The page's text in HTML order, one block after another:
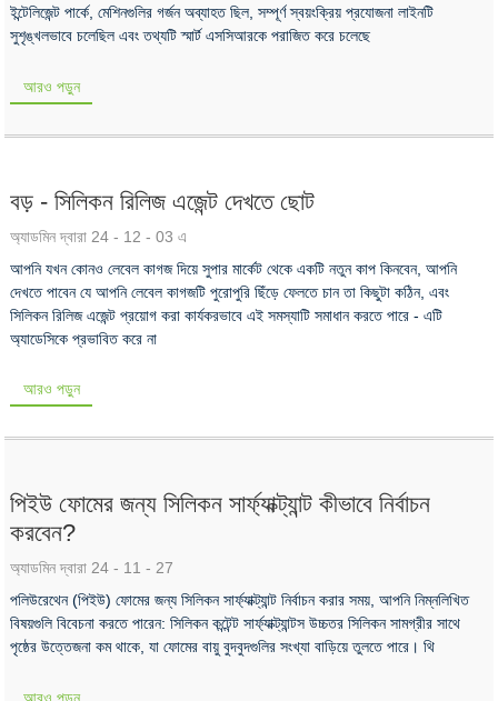
ইন্টেলিজেন্ট পার্কে, মেশিনগুলির গর্জন অব্যাহত ছিল, সম্পূর্ণ স্বয়ংক্রিয় প্রযোজনা লাইনটি
সুশৃঙ্খলভাবে চলেছিল এবং তথ্যটি স্মার্ট এসসিআরকে পরাজিত করে চলেছে
আরও পড়ুন
বড় - সিলিকন রিলিজ এজেন্ট দেখতে ছোট
অ্যাডমিন দ্বারা 24 - 12 - 03 এ
আপনি যখন কোনও লেবেল কাগজ দিয়ে সুপার মার্কেট থেকে একটি নতুন কাপ কিনবেন, আপনি
দেখতে পাবেন যে আপনি লেবেল কাগজটি পুরোপুরি ছিঁড়ে ফেলতে চান তা কিছুটা কঠিন, এবং
সিলিকন রিলিজ এজেন্ট প্রয়োগ করা কার্যকরভাবে এই সমস্যাটি সমাধান করতে পারে - এটি
অ্যাডেসিকে প্রভাবিত করে না
আরও পড়ুন
পিইউ ফোমের জন্য সিলিকন সার্ফ্যাক্ট্যান্ট কীভাবে নির্বাচন
করবেন?
অ্যাডমিন দ্বারা 24 - 11 - 27
পলিউরেথেন (পিইউ) ফোমের জন্য সিলিকন সার্ফ্যাক্ট্যান্ট নির্বাচন করার সময়, আপনি নিম্নলিখিত
বিষয়গুলি বিবেচনা করতে পারেন: সিলিকন কন্টেন্ট সার্ফ্যাক্ট্যান্টস উচ্চতর সিলিকন সামগ্রীর সাথে
পৃষ্ঠের উত্তেজনা কম থাকে, যা ফোমের বায়ু বুদবুদগুলির সংখ্যা বাড়িয়ে তুলতে পারে। থি